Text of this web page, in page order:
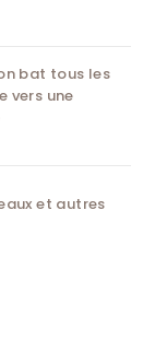
bat tous les
vers une
et autres